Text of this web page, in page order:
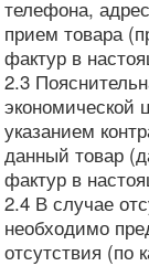
телефона,
прием товара
фактур в
2.3
экономической
указанием
данный товар
фактур в
2.4 В случае
необходимо
отсутствия (по